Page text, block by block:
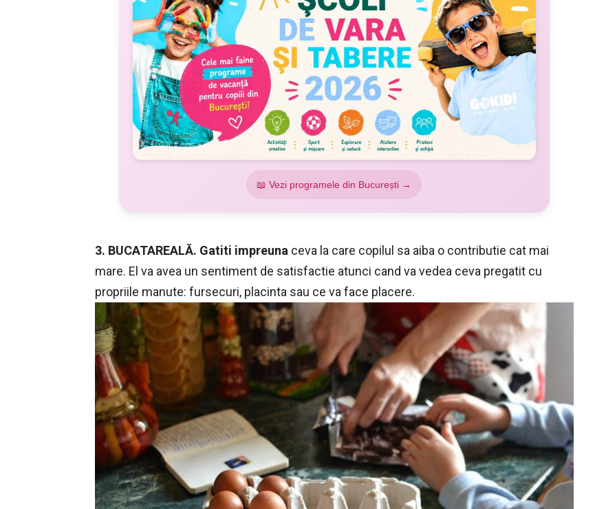
📖 Vezi programele din București →
3. BUCATAREALĂ. Gatiti impreuna ceva la care copilul sa aiba o contributie cat mai
mare. El va avea un sentiment de satisfactie atunci cand va vedea ceva pregatit cu
propriile manute: fursecuri, placinta sau ce va face placere.